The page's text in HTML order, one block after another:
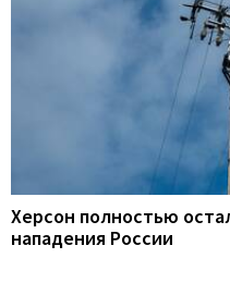
Херсон полностью
нападения России